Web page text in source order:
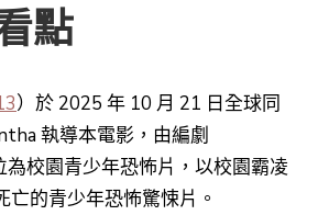
點
）於 2025 年 10 月 21 日全球同
執導本電影，由編劇
校園青少年恐怖片，以校園霸凌
亡的青少年恐怖驚悚片。